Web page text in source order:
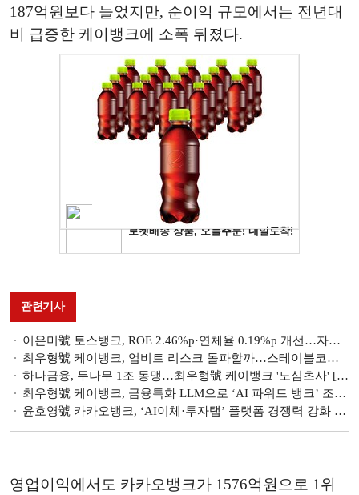
187억원보다 늘었지만, 순이익 규모에서는 전년대
비 급증한 케이뱅크에 소폭 뒤졌다.
관련기사
이은미號 토스뱅크, ROE 2.46%p·연체율 0.19%p 개선…자산리밸런싱 '성과' [금융사 2026 1분기 실적]
최우형號 케이뱅크, 업비트 리스크 돌파할까…스테이블코인·BaaS 속도 [디지털자산 新경쟁 ②]
하나금융, 두나무 1조 동맹…최우형號 케이뱅크 '노심초사' [은행은 지금]
최우형號 케이뱅크, 금융특화 LLM으로 ‘AI 파워드 뱅크’ 조준 [금융권 AI 人포그래픽]
윤호영號 카카오뱅크, ‘AI이체·투자탭’ 플랫폼 경쟁력 강화 [금융권 AI 人포그래픽]
영업이익에서도 카카오뱅크가 1576억원으로 1위